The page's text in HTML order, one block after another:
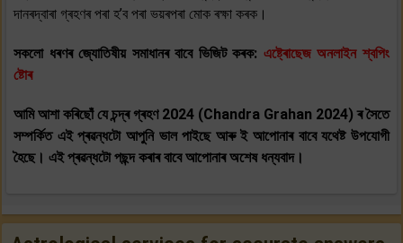
দানৰদ্বাৰা গ্ৰহণৰ পৰা হ’ব পৰা ভয়ৰপৰা মোক ৰক্ষা কৰক।
সকলো ধৰণৰ জ্যোতিষীয় সমাধানৰ বাবে ভিজিট কৰক: এষ্ট্ৰোছেজ অনলাইন শ্বপিং
ষ্টোৰ
আমি আশা কৰিছোঁ যে চন্দ্ৰ গ্ৰহণ 2024 (Chandra Grahan 2024) ৰ সৈতে
সম্পৰ্কিত এই প্ৰৱন্ধটো আপুনি ভাল পাইছে আৰু ই আপোনাৰ বাবে যথেষ্ট উপযোগী
হৈছে। এই প্ৰৱন্ধটো পছন্দ কৰাৰ বাবে আপোনাৰ অশেষ ধন্যবাদ।